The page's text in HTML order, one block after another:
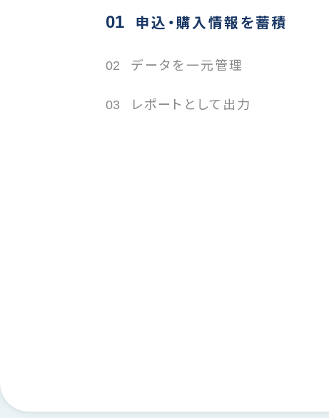
01 申込・購入情報を蓄積
02 データを一元管理
03 レポートとして出力